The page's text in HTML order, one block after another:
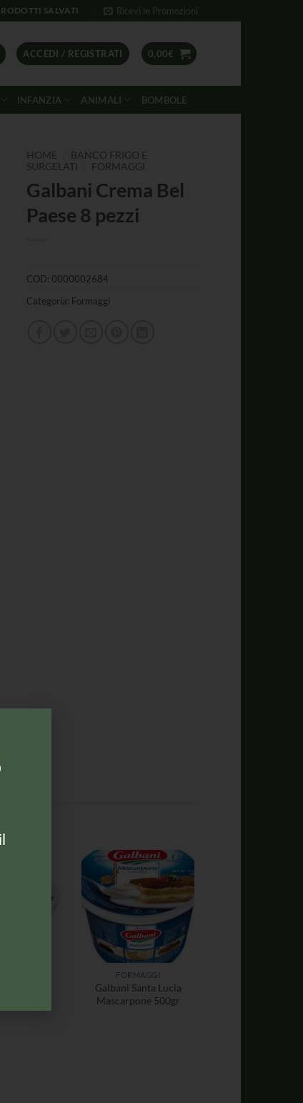
SALVATI Ricevi le Promozioni
ACCEDI / REGISTRATI 0,00€
INFANZIA ANIMALI BOMBOLE
HOME
BANCO FRIGO E
SURGELATI
FORMAGGI
Galbani Crema Bel
Paese 8 pezzi
COD: 0000002684
Categoria: Formaggi
FORMAGGI
Galbani Santa Lucia
Mascarpone 500gr